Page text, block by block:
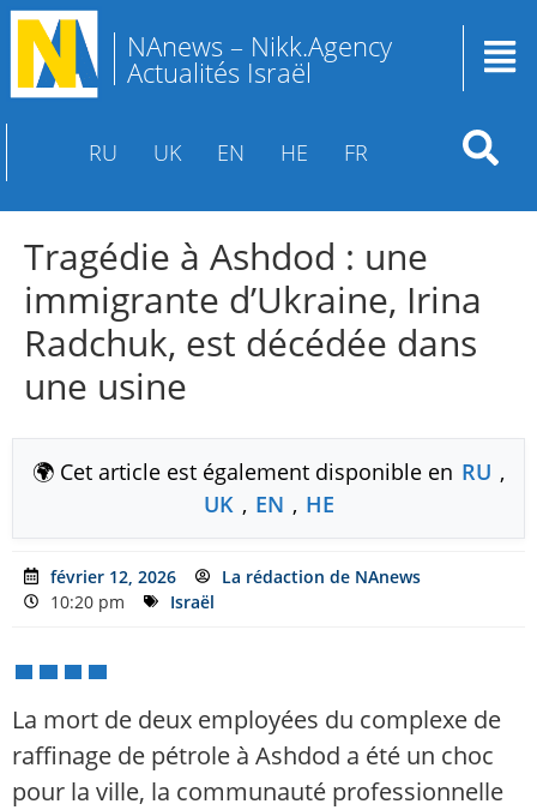
NAnews – Nikk.Agency
Actualités Israël
RU UK EN HE FR
Tragédie à Ashdod : une
immigrante d’Ukraine, Irina
Radchuk, est décédée dans
une usine
🌍 Cet article est également disponible en RU ,
UK , EN , HE
février 12, 2026
La rédaction de NAnews
10:20 pm
Israël
La mort de deux employées du complexe de
raffinage de pétrole à Ashdod a été un choc
pour la ville, la communauté professionnelle